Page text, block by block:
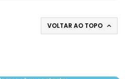
VOLTAR AO TOPO 